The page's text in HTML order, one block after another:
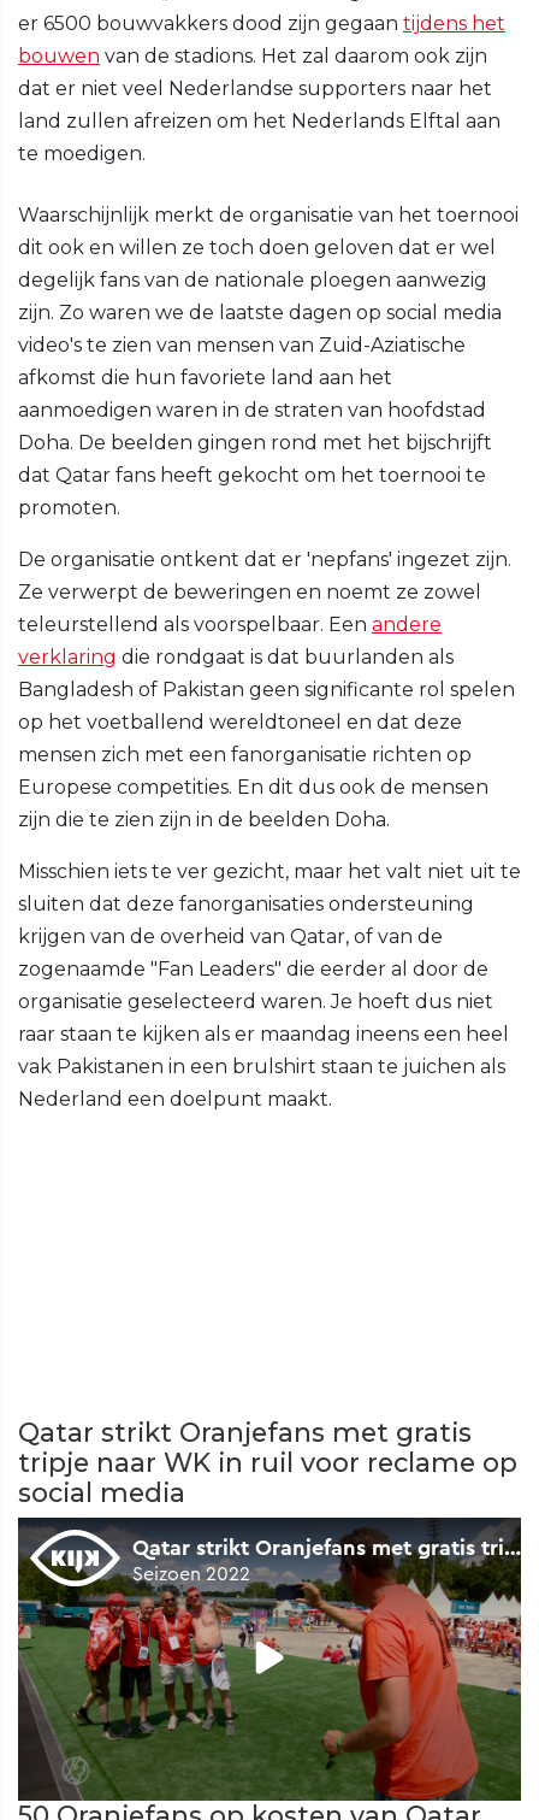
er 6500 bouwvakkers dood zijn gegaan tijdens het
bouwen van de stadions. Het zal daarom ook zijn
dat er niet veel Nederlandse supporters naar het
land zullen afreizen om het Nederlands Elftal aan
te moedigen.
Waarschijnlijk merkt de organisatie van het toernooi
dit ook en willen ze toch doen geloven dat er wel
degelijk fans van de nationale ploegen aanwezig
zijn. Zo waren we de laatste dagen op social media
video's te zien van mensen van Zuid-Aziatische
afkomst die hun favoriete land aan het
aanmoedigen waren in de straten van hoofdstad
Doha. De beelden gingen rond met het bijschrijft
dat Qatar fans heeft gekocht om het toernooi te
promoten.
De organisatie ontkent dat er 'nepfans' ingezet zijn.
Ze verwerpt de beweringen en noemt ze zowel
teleurstellend als voorspelbaar. Een andere
verklaring die rondgaat is dat buurlanden als
Bangladesh of Pakistan geen significante rol spelen
op het voetballend wereldtoneel en dat deze
mensen zich met een fanorganisatie richten op
Europese competities. En dit dus ook de mensen
zijn die te zien zijn in de beelden Doha.
Misschien iets te ver gezicht, maar het valt niet uit te
sluiten dat deze fanorganisaties ondersteuning
krijgen van de overheid van Qatar, of van de
zogenaamde "Fan Leaders" die eerder al door de
organisatie geselecteerd waren. Je hoeft dus niet
raar staan te kijken als er maandag ineens een heel
vak Pakistanen in een brulshirt staan te juichen als
Nederland een doelpunt maakt.
Qatar strikt Oranjefans met gratis
tripje naar WK in ruil voor reclame op
social media